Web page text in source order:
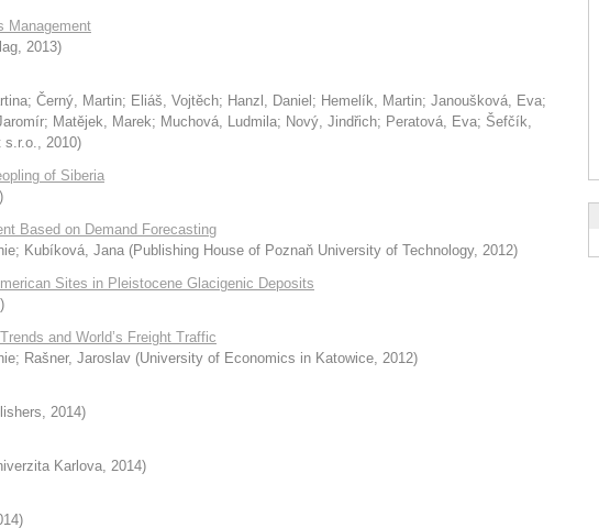
Management
, 2013)
; Černý, Martin; Eliáš, Vojtěch; Hanzl, Daniel ; Hemelík, Martin; Janoušková, Eva;
; Matějek, Marek; Muchová, Ludmila; Nový, Jindřich; Peratová, Eva; Šefčík,
s.r.o., 2010)
of Siberia
)
Based on Demand Forecasting
; Kubíková, Jana (Publishing House of Poznaň University of Technology, 2012)
Sites in Pleistocene Glacigenic Deposits
)
and World’s Freight Traffic
; Rašner, Jaroslav (University of Economics in Katowice, 2012)
, 2014)
Karlova, 2014)
)